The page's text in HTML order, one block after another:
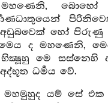
බොහෝ
අඩුබවෙක් හෝ
ද මහණෙනි,
භික්‍ෂූහු මෙ
ධර්‍මය වේ.
මහමුහුද යම් සේ